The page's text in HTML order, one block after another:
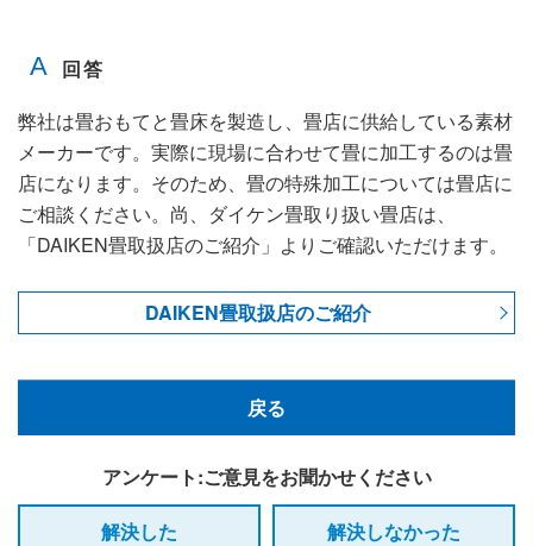
弊社は畳おもてと畳床を製造し、畳店に供給している素材
メーカーです。実際に現場に合わせて畳に加工するのは畳
店になります。そのため、畳の特殊加工については畳店に
ご相談ください。尚、ダイケン畳取り扱い畳店は、
「DAIKEN畳取扱店のご紹介」よりご確認いただけます。
DAIKEN畳取扱店のご紹介
戻る
アンケート:ご意見をお聞かせください
解決した
解決しなかった